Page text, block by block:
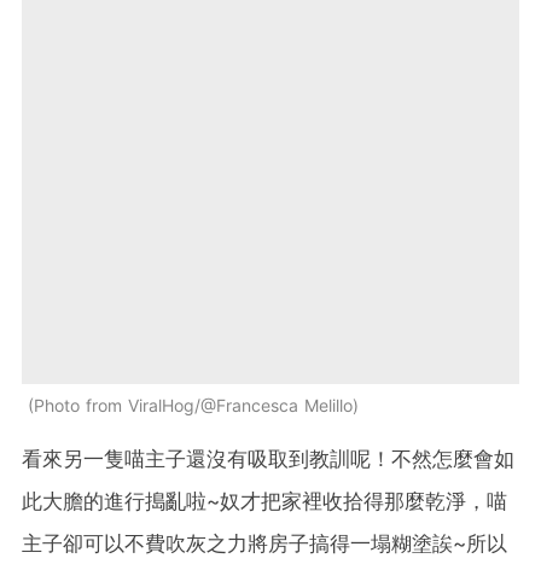
Photo from ViralHog/@Francesca Melillo
看來另一隻喵主子還沒有吸取到教訓呢！不然怎麼會如
此大膽的進行搗亂啦~奴才把家裡收拾得那麼乾淨，喵
主子卻可以不費吹灰之力將房子搞得一塌糊塗誒~所以